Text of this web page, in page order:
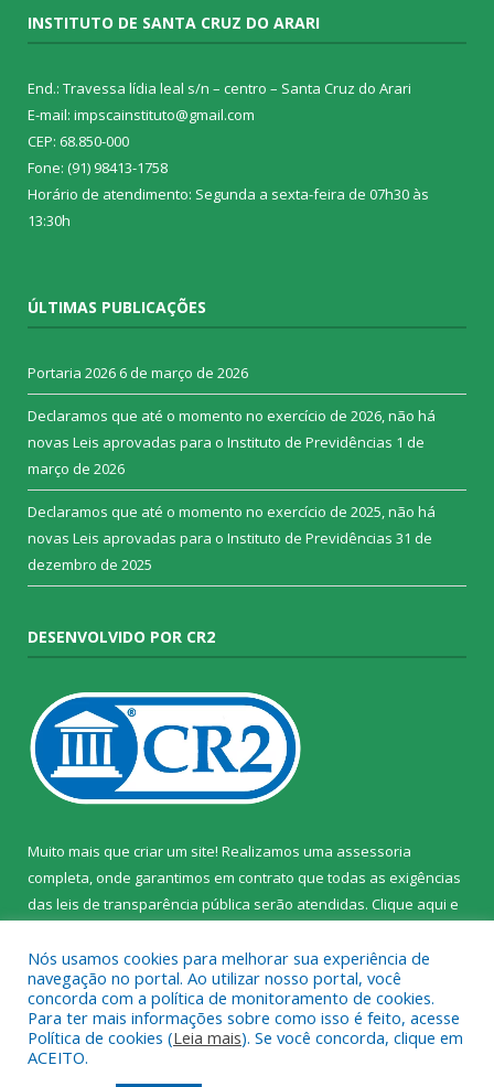
INSTITUTO DE SANTA CRUZ DO ARARI
End.: Travessa lídia leal s/n – centro – Santa Cruz do Arari
E-mail: impscainstituto@gmail.com
CEP: 68.850-000
Fone: (91) 98413-1758
Horário de atendimento: Segunda a sexta-feira de 07h30 às
13:30h
ÚLTIMAS PUBLICAÇÕES
Portaria 2026 6 de março de 2026
Declaramos que até o momento no exercício de 2026, não há
novas Leis aprovadas para o Instituto de Previdências 1 de
março de 2026
Declaramos que até o momento no exercício de 2025, não há
novas Leis aprovadas para o Instituto de Previdências 31 de
dezembro de 2025
DESENVOLVIDO POR CR2
Muito mais que criar um site! Realizamos uma assessoria
completa, onde garantimos em contrato que todas as exigências
das leis de transparência pública serão atendidas. Clique aqui e
Todos os direitos reservados ao Instituto de Santa Cruz do Arari.
Nós usamos cookies para melhorar sua experiência de
navegação no portal. Ao utilizar nosso portal, você
concorda com a política de monitoramento de cookies.
Para ter mais informações sobre como isso é feito, acesse
Política de cookies (Leia mais). Se você concorda, clique em
ACEITO.